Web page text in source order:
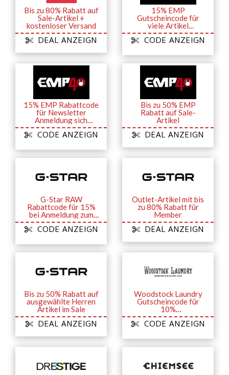
Bis zu 80% Rabatt auf
Sale-Artikel +
kostenloser Versand
DEAL ANZEIGN
15% EMP
Gutscheincode für
viele Artikel
(Backstage Club)
CODE ANZEIGN
15% EMP Rabattcode
für Newsletter
Anmeldung sich
sichern
CODE ANZEIGN
Bis zu 50% EMP
Rabatt auf Sale-
Artikel
DEAL ANZEIGN
G-Star RAW
Rabattcode für 15%
bei Anmeldung zum
Newsletter
CODE ANZEIGN
Outlet-Artikel mit bis
zu 80% Rabatt für
Member
DEAL ANZEIGN
Bis zu 50% Rabatt auf
ausgewählte Herren
Artikel im Sale
DEAL ANZEIGN
Woodstock Laundry
Gutscheincode für
10%
Willkommensrabatt
bei Anmeldung zum
CODE ANZEIGN